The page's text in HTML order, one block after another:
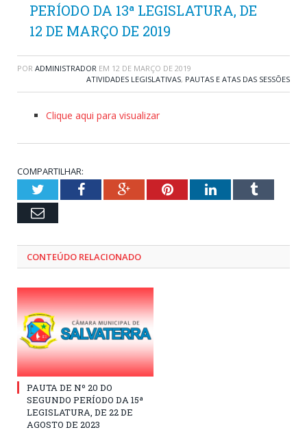
PERÍODO DA 13ª LEGISLATURA, DE
12 DE MARÇO DE 2019
POR ADMINISTRADOR EM 12 DE MARÇO DE 2019
ATIVIDADES LEGISLATIVAS, PAUTAS E ATAS DAS SESSÕES
Clique aqui para visualizar
COMPARTILHAR:
TwitterFacebookGoogle+PinterestLinkedInTumblr
Email
CONTEÚDO RELACIONADO
PAUTA DE Nº 20 DO
SEGUNDO PERÍODO DA 15ª
LEGISLATURA, DE 22 DE
AGOSTO DE 2023